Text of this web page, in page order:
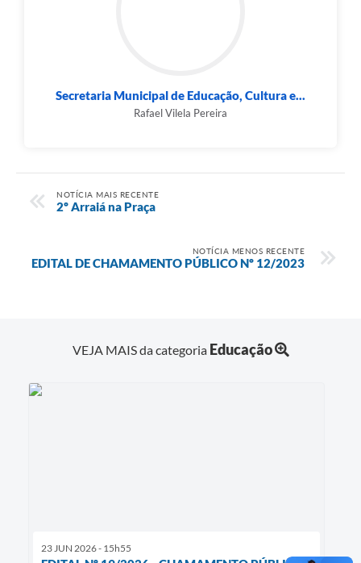
Secretaria Municipal de Educação, Cultura e...
Rafael Vilela Pereira
NOTÍCIA MAIS RECENTE
2º Arraiá na Praça
NOTÍCIA MENOS RECENTE
EDITAL DE CHAMAMENTO PÚBLICO Nº 12/2023
VEJA MAIS da categoria Educação
23 JUN 2026 - 15h55